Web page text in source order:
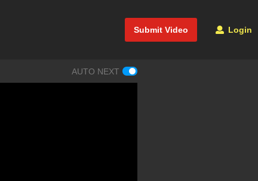
Submit Video Login
AUTO NEXT